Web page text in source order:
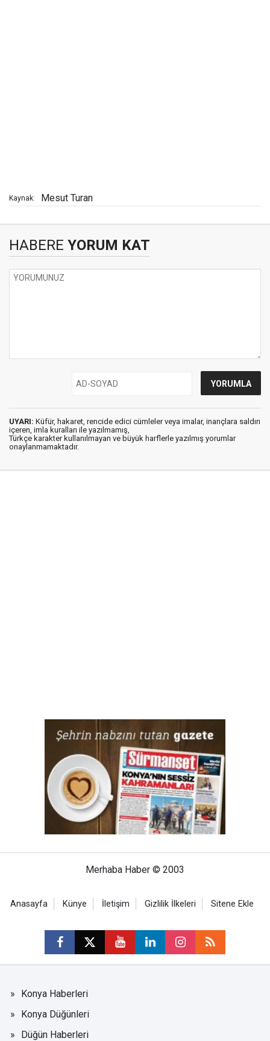
Kaynak: Mesut Turan
HABERE YORUM KAT
UYARI: Küfür, hakaret, rencide edici cümleler veya imalar, inançlara saldırı
içeren, imla kuralları ile yazılmamış,
Türkçe karakter kullanılmayan ve büyük harflerle yazılmış yorumlar
onaylanmamaktadır.
Merhaba Haber © 2003
Anasayfa Künye İletişim Gizlilik İlkeleri Sitene Ekle
Konya Haberleri
Konya Düğünleri
Düğün Haberleri